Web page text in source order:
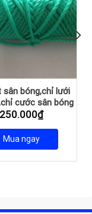
sân bóng,chỉ lưới
cước sân bóng
250.000₫
Mua ngay